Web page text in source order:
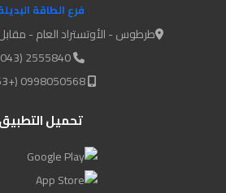
فرع الطاقة
طرطوس - الأوتستراد العام -
2555840 (043)
تحميل التطبيق